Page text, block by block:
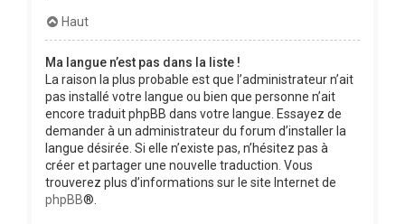
Haut
Ma langue n’est pas dans la liste !
La raison la plus probable est que l’administrateur n’ait
pas installé votre langue ou bien que personne n’ait
encore traduit phpBB dans votre langue. Essayez de
demander à un administrateur du forum d’installer la
langue désirée. Si elle n’existe pas, n’hésitez pas à
créer et partager une nouvelle traduction. Vous
trouverez plus d’informations sur le site Internet de
phpBB®.